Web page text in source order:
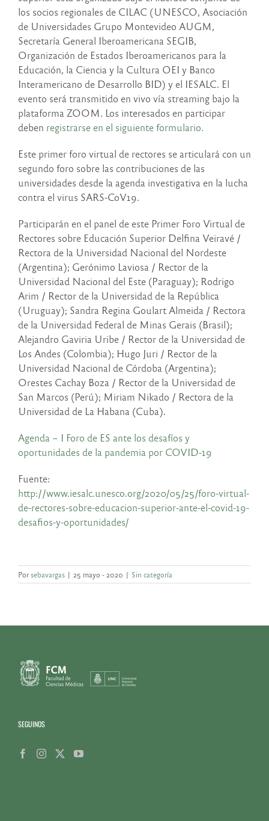
los socios regionales de CILAC (UNESCO, Asociación
de Universidades Grupo Montevideo AUGM,
Secretaría General Iberoamericana SEGIB,
Organización de Estados Iberoamericanos para la
Educación, la Ciencia y la Cultura OEI y Banco
Interamericano de Desarrollo BID) y el IESALC. El
evento será transmitido en vivo vía streaming bajo la
plataforma ZOOM. Los interesados en participar
deben registrarse en el siguiente formulario.
Este primer foro virtual de rectores se articulará con un
segundo foro sobre las contribuciones de las
universidades desde la agenda investigativa en la lucha
contra el virus SARS-CoV19.
Participarán en el panel de este Primer Foro Virtual de
Rectores sobre Educación Superior Delfina Veiravé /
Rectora de la Universidad Nacional del Nordeste
(Argentina); Gerónimo Laviosa / Rector de la
Universidad Nacional del Este (Paraguay); Rodrigo
Arim / Rector de la Universidad de la República
(Uruguay); Sandra Regina Goulart Almeida / Rectora
de la Universidad Federal de Minas Gerais (Brasil);
Alejandro Gaviria Uribe / Rector de la Universidad de
Los Andes (Colombia); Hugo Juri / Rector de la
Universidad Nacional de Córdoba (Argentina);
Orestes Cachay Boza / Rector de la Universidad de
San Marcos (Perú); Miriam Nikado / Rectora de la
Universidad de La Habana (Cuba).
Agenda – I Foro de ES ante los desafíos y
oportunidades de la pandemia por COVID-19
Fuente:
http://www.iesalc.unesco.org/2020/05/25/foro-virtual-
de-rectores-sobre-educacion-superior-ante-el-covid-19-
desafios-y-oportunidades/
Porsebavargas | 25 mayo - 2020 | Sin categoría
SEGUINOS